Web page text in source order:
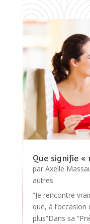
Que signifie
par Axelle
autres
“Je rencontre
que, à
plus“Dans sa